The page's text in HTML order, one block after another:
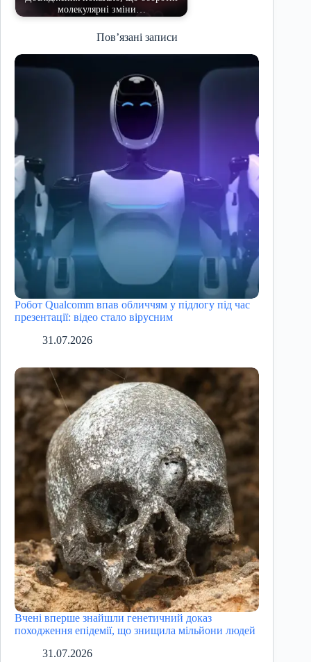
молекулярні зміни…
Пов’язані записи
Робот Qualcomm впав обличчям у підлогу під час
презентації: відео стало вірусним
31.07.2026
Вчені вперше знайшли генетичний доказ
походження епідемії, що знищила мільйони людей
31.07.2026